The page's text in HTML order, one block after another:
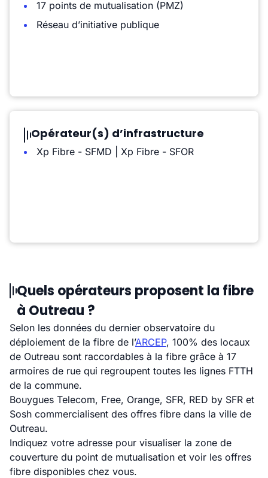
17 points de mutualisation (PMZ)
Réseau d’initiative publique
Opérateur(s) d’infrastructure
Xp Fibre - SFMD | Xp Fibre - SFOR
Quels opérateurs proposent la fibre
à Outreau ?
Selon les données du dernier observatoire du
déploiement de la fibre de l’ARCEP, 100% des locaux
de Outreau sont raccordables à la fibre grâce à 17
armoires de rue qui regroupent toutes les lignes FTTH
de la commune.
Bouygues Telecom, Free, Orange, SFR, RED by SFR et
Sosh commercialisent des offres fibre dans la ville de
Outreau.
Indiquez votre adresse pour visualiser la zone de
couverture du point de mutualisation et voir les offres
fibre disponibles chez vous.